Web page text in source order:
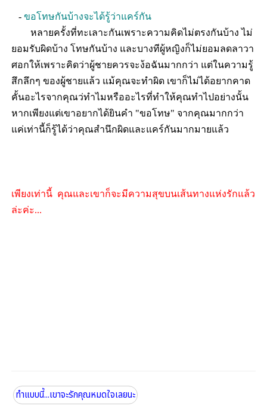
- ขอโทษกันบ้างจะได้รู้ว่าแคร์กัน
หลายครั้งที่ทะเลาะกันเพราะความคิดไม่ตรงกันบ้าง ไม่
ยอมรับผิดบ้าง โทษกันบ้าง และบางทีผู้หญิงก็ไม่ยอมลดลาวา
ศอกให้เพราะคิดว่าผู้ชายควรจะง้อฉันมากกว่า แต่ในความรู้
สึกลึกๆ ของผู้ชายแล้ว แม้คุณจะทำผิด เขาก็ไม่ได้อยากคาด
คั้นอะไรจากคุณว่ทำไมหรืออะไรที่ทำให้คุณทำไปอย่างนั้น
หากเพียงแต่เขาอยากได้ยินคำ "ขอโทษ" จากคุณมากกว่า
แค่เท่านี้ก็รู้ได้ว่าคุณสำนึกผิดและแคร์กันมากมายแล้ว
เพียงเท่านี้คุณและเขาก็จะมีความสุขบนเส้นทางแห่งรักแล้ว
ล่ะค่ะ...
ทำแบบนี้...เขาจะรักคุณหมดใจเลยนะ